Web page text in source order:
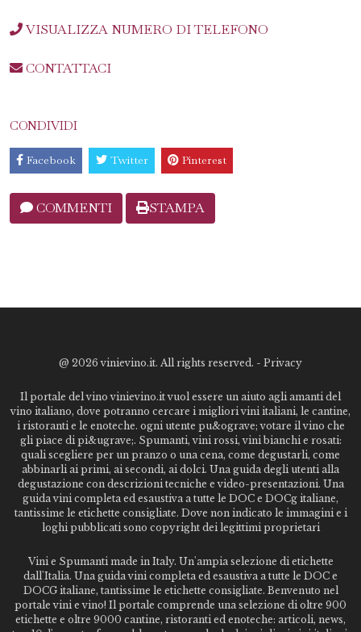
VISUALIZZA NUMERO DI TELEFONO
CONTATTACI
CONDIVIDI
Facebook Twitter Pinterest
COMMENTI STAMPA
@ 2026 vinievino.it. All rights reserved. - Privacy
Il portale del vino vinievino.it vuol essere un aiuto agli amanti del
vino italiano, dove potranno cercare i migliori vini italiani, le cantine,
i ristoranti e le enoteche. ogni utente pu&ograve; votare il vino che
gli piace di pi&ugrave;. Spumanti, vini rossi, vini bianchi e rosati:
quali scegliere per un pranzo o una cena, come degustarli, come
abbinarli ai primi, ai secondi, ai dolci. Una guida degli utenti alla
degustazione con descrizioni tecniche e video-presentazioni. Una
guida vini completa ed esaustiva a tutte le DOC e DOCg italiane,
tantissime le etichette consigliate. Dove non indicato le immagini e i
loghi pubblicati sono copyright dei legittimi proprietari
Vini e Spumanti made in Italy. Un'ampia selezione di etichette
dall'Italia. Una guida vini completa ed esaustiva a tutte le DOC e
DOCG italiane, tantissime le etichette consigliate. Benvenuto nel
portale vini e vino! Il portale comprende una selezione di oltre 900
etichette e oltre 9000 cantine, ristoranti ed enoteche: articoli, news,